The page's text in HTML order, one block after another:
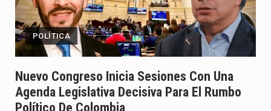
Si eres un trader que prefiere lidiar con condiciones de…
Saber cómo borrar el historial de operaciones en MT4 es…
Jhon Arias continúa consolidándose como una de las grandes figuras…
La cantautora venezolana Joaquina vuelve a sorprender a sus seguidores…
POLÍTICA
Nuevo Congreso Inicia Sesiones Con Una
Agenda Legislativa Decisiva Para El Rumbo
Político De Colombia